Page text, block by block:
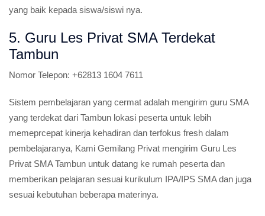
yang baik kepada siswa/siswi nya.
5. Guru Les Privat SMA Terdekat
Tambun
Nomor Telepon: +62813 1604 7611
Sistem pembelajaran yang cermat adalah mengirim guru SMA
yang terdekat dari Tambun lokasi peserta untuk lebih
memeprcepat kinerja kehadiran dan terfokus fresh dalam
pembelajaranya, Kami Gemilang Privat mengirim Guru Les
Privat SMA Tambun untuk datang ke rumah peserta dan
memberikan pelajaran sesuai kurikulum IPA/IPS SMA dan juga
sesuai kebutuhan beberapa materinya.